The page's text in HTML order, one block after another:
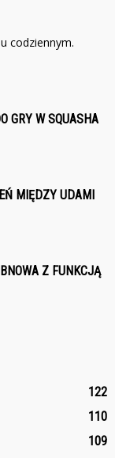
codziennym.
GRY W SQUASHA
MIĘDZY UDAMI
Z FUNKCJĄ
122
110
109